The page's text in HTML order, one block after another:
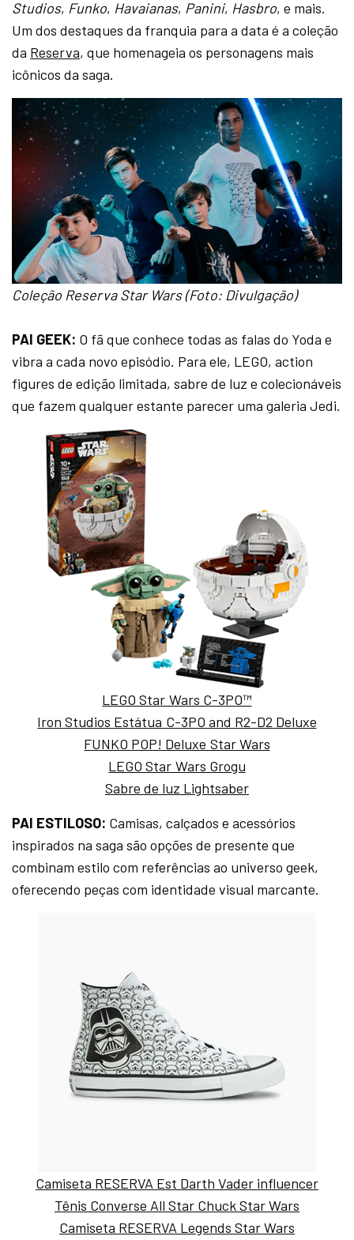
Studios, Funko, Havaianas, Panini, Hasbro, e mais.
Um dos destaques da franquia para a data é a coleção
da Reserva, que homenageia os personagens mais
icônicos da saga.
Coleção Reserva Star Wars (Foto: Divulgação)
PAI GEEK: O fã que conhece todas as falas do Yoda e
vibra a cada novo episódio. Para ele, LEGO, action
figures de edição limitada, sabre de luz e colecionáveis
que fazem qualquer estante parecer uma galeria Jedi.
LEGO Star Wars C-3PO™
Iron Studios Estátua C-3PO and R2-D2 Deluxe
FUNKO POP! Deluxe Star Wars
LEGO Star Wars Grogu
Sabre de luz Lightsaber
PAI ESTILOSO: Camisas, calçados e acessórios
inspirados na saga são opções de presente que
combinam estilo com referências ao universo geek,
oferecendo peças com identidade visual marcante.
Camiseta RESERVA Est Darth Vader influencer
Tênis Converse All Star Chuck Star Wars
Camiseta RESERVA Legends Star Wars